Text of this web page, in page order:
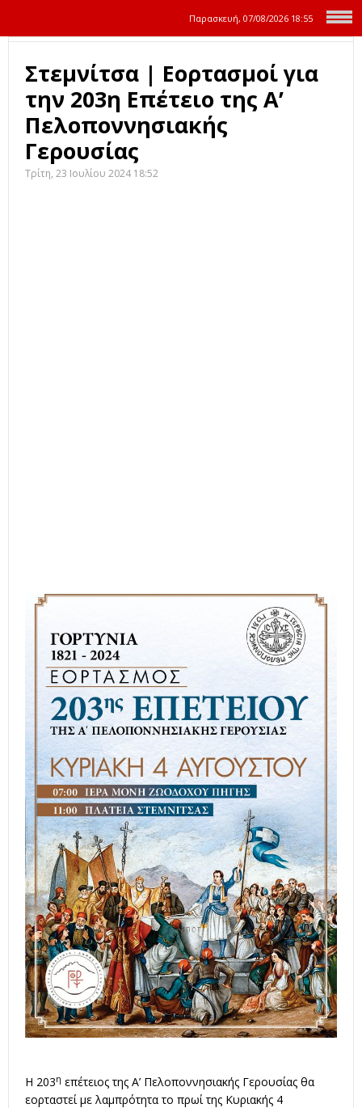
Παρασκευή, 07/08/2026 18:55
Στεμνίτσα | Εορτασμοί για
την 203η Επέτειο της Α’
Πελοποννησιακής
Γερουσίας
Τρίτη, 23 Ιουλίου 2024 18:52
H 203η επέτειος της Α’ Πελοποννησιακής Γερουσίας θα
εορταστεί με λαμπρότητα το πρωί της Κυριακής 4